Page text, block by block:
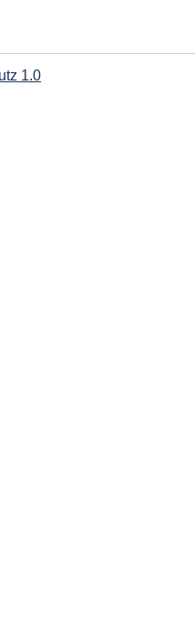
1.0